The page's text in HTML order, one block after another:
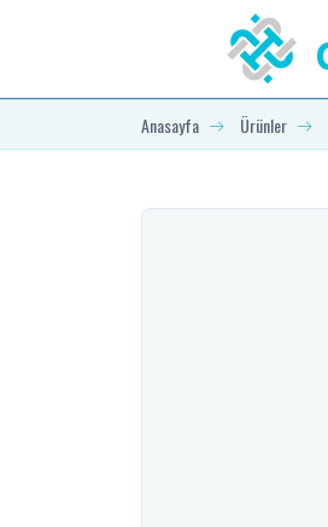
Anasayfa Ürünler